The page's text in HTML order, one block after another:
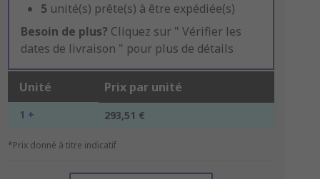
5 unité(s) prête(s) à être expédiée(s)
Besoin de plus? Cliquez sur " Vérifier les
dates de livraison " pour plus de détails
Unité Prix par unité
1 + 293,51 €
*Prix donné à titre indicatif